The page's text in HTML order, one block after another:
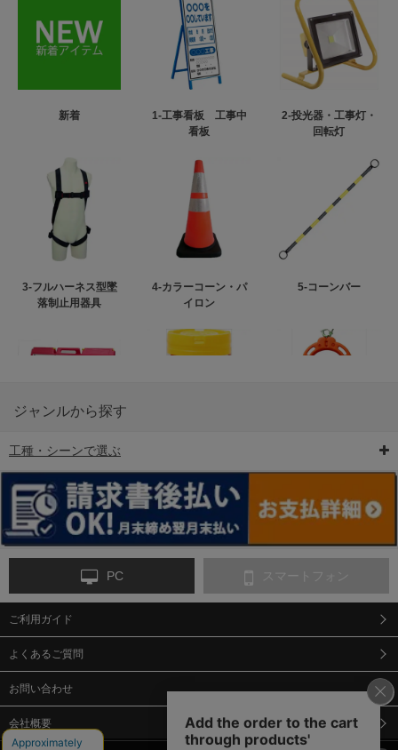
新着
1-工事看板 工事中
看板
2-投光器・工事灯・
回転灯
3-フルハーネス型墜
落制止用器具
4-カラーコーン・パ
イロン
5-コーンバー
6-矢印板/LED矢印板
ンス
9-点字マット・タイ
ジャンルから探す
工種・シーンで選ぶ
PC スマートフォン
ご利用ガイド
よくあるご質問
お問い合わせ
会社概要